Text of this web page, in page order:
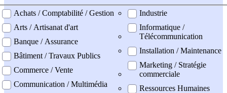
professionel
Achats / Comptabilité / Gestion
Arts / Artisanat d'art
Banque / Assurance
Bâtiment / Travaux Publics
Commerce / Vente
Communication / Multimédia
Industrie
Informatique /
Télécommunication
Installation / Maintenance
Marketing / Stratégie
commerciale
Ressources Humaines